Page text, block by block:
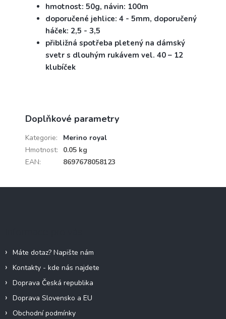
hmotnost: 50g, návin: 100m
doporučené jehlice: 4 - 5mm, doporučený
háček: 2,5 - 3,5
přibližná spotřeba pletený na dámský
svetr s dlouhým rukávem vel. 40 – 12
klubíček
Doplňkové parametry
Kategorie:
Merino royal
Hmotnost:
0.05 kg
EAN: 8697678058123
Máte dotaz? Napište nám
Kontakty - kde nás najdete
Doprava Česká republika
Doprava Slovensko a EU
Obchodní podmínky